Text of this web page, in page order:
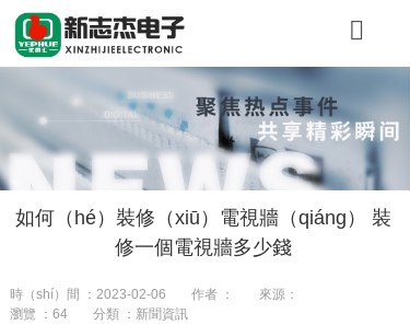
關於
產品
工程
如何（hé）裝修（xiū）電視牆（qiáng） 裝
修一個電視牆多少錢
時（shí）間 ：2023-02-06 作者 ：
來源：
瀏覽 ：64 分類 ：新聞資訊